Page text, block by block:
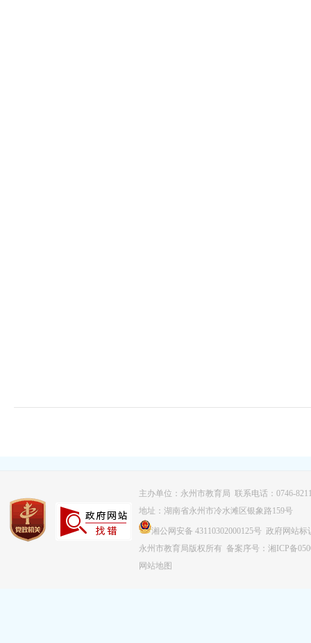
主办单位：永州市教育局 联系电话：0746-
地址：湖南省永州市冷水滩区银象路159号
湘公网安备 43110302000125号 政府网站标
永州市教育局版权所有 备案序号：湘ICP备
网站地图